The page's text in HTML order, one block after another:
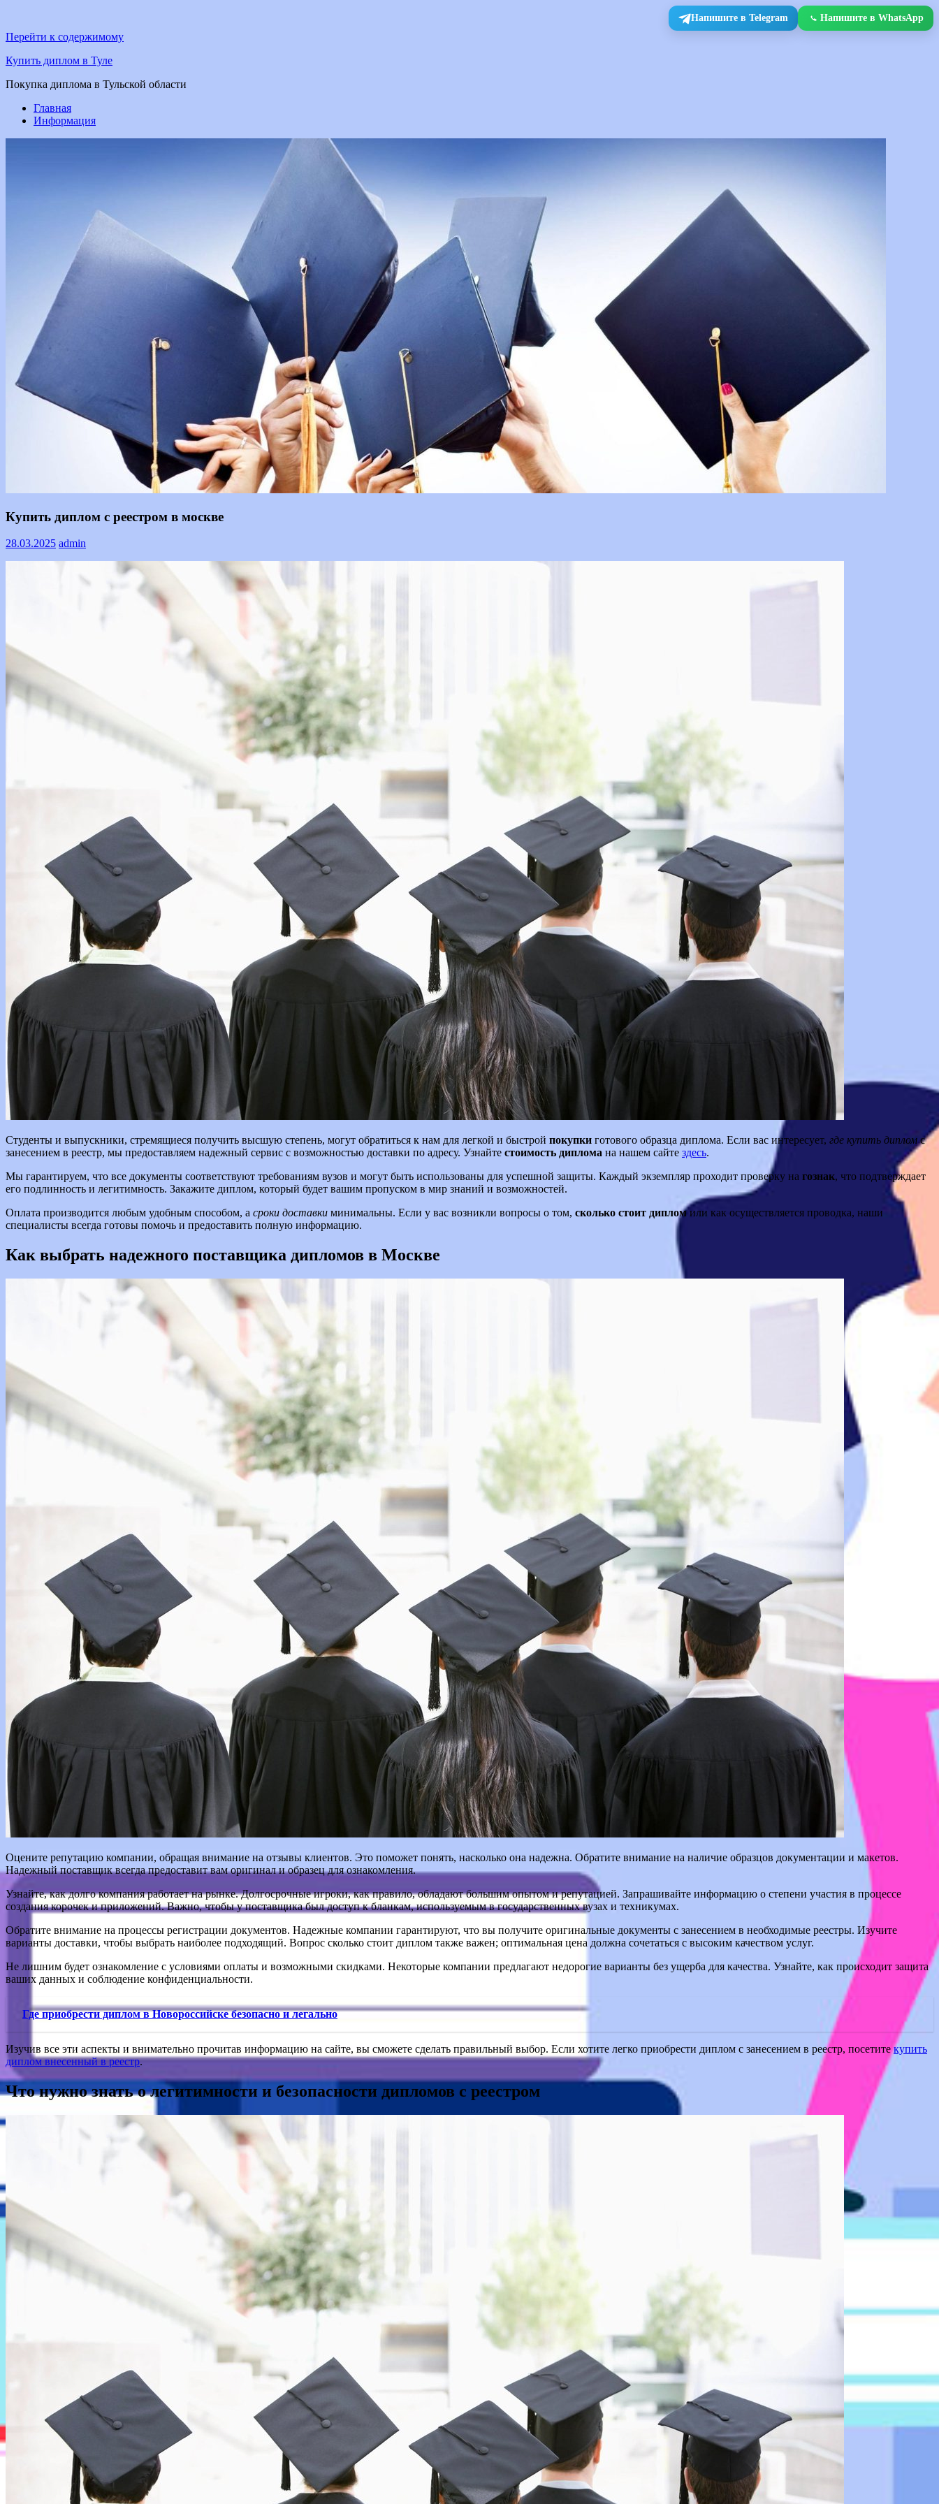
Напишите в Telegram Напишите в WhatsApp
Перейти к содержимому
Купить диплом в Туле
Покупка диплома в Тульской области
Главная
Информация
Информация
Купить диплом с реестром в москве
28.03.2025 admin
Студенты и выпускники, стремящиеся получить высшую степень, могут обратиться к нам для легкой и быстрой покупки готового образца диплома. Если вас интересует, где купить дипломс
занесением в реестр, мы предоставляем надежный сервис с возможностью доставки по адресу. Узнайте стоимость диплома на нашем сайте здесь.
Мы гарантируем, что все документы соответствуют требованиям вузов и могут быть использованы для успешной защиты. Каждый экземпляр проходит проверку на гознак, что подтверждает
его подлинность и легитимность. Закажите диплом, который будет вашим пропуском в мир знаний и возможностей.
Оплата производится любым удобным способом, а сроки доставки минимальны. Если у вас возникли вопросы о том, сколько стоит дипломили как осуществляется проводка, наши
специалисты всегда готовы помочь и предоставить полную информацию.
Как выбрать надежного поставщика дипломов в Москве
Оцените репутацию компании, обращая внимание на отзывы клиентов. Это поможет понять, насколько она надежна. Обратите внимание на наличие образцов документации и макетов.
Надежный поставщик всегда предоставит вам оригинал и образец для ознакомления.
Узнайте, как долго компания работает на рынке. Долгосрочные игроки, как правило, обладают большим опытом и репутацией. Запрашивайте информацию о степени участия в процессе
создания корочек и приложений. Важно, чтобы у поставщика был доступ к бланкам, используемым в государственных вузах и техникумах.
Обратите внимание на процессы регистрации документов. Надежные компании гарантируют, что вы получите оригинальные документы с занесением в необходимые реестры. Изучите
варианты доставки, чтобы выбрать наиболее подходящий. Вопрос сколько стоит диплом также важен; оптимальная цена должна сочетаться с высоким качеством услуг.
Не лишним будет ознакомление с условиями оплаты и возможными скидками. Некоторые компании предлагают недорогие варианты без ущерба для качества. Узнайте, как происходит защита
ваших данных и соблюдение конфиденциальности.
Где приобрести диплом в Новороссийске безопасно и легально
Изучив все эти аспекты и внимательно прочитав информацию на сайте, вы сможете сделать правильный выбор. Если хотите легко приобрести диплом с занесением в реестр, посетитекупить
диплом внесенный в реестр.
Что нужно знать о легитимности и безопасности дипломов с реестром